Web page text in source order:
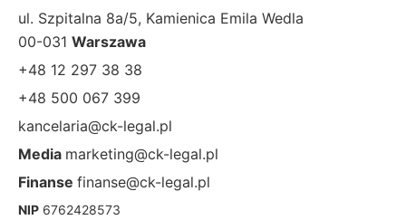
ul. Szpitalna 8a/5, Kamienica Emila Wedla
00-031 Warszawa
+48 12 297 38 38
+48 500 067 399
kancelaria@ck-legal.pl
Media marketing@ck-legal.pl
Finanse finanse@ck-legal.pl
NIP 6762428573